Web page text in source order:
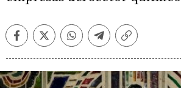
FacebookTwitterWhatsappTelegramCopiar